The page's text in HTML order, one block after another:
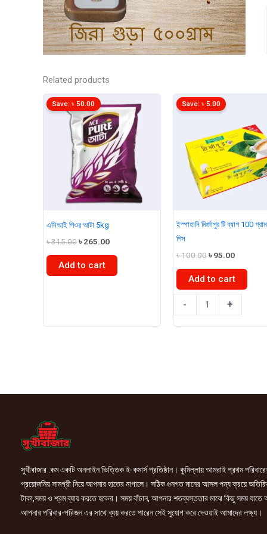
Related products
এসিআই পিওর আটা 5kg
৳315.00Original
was:
৳ 315.00.
৳265.00Current
is:
৳ 265.00.
Save:৳50.00
Add to cart
5kg
ইস্পাহানি মির্জাপুর টি ব্যাগ 100
পিস
৳100.00 Original
was:
৳ 100.00.
৳95.00Current
is:
৳ 95.00.
Save: ৳ 5.00
Add to cart
-
মির্জাপুর
টি
+
সুখীবাজার .কম একটি অনলাইন ভিত্তিক ই-কমার্স প্রতিষ্ঠান। কুমিল্লায় আমরাই প্রথম
প্রয়োজনিয় সামগ্রী নিয়ে আপনার হাতের নাগালে। সঠিক গুনগত মানের আসল পন্য ক্রয়ে
টাকা,সময় ও শ্রম ব্যায় করতে হবেনা। সময় বাঁচান, আপনার শতব্যস্ততার মাঝে কিছু সময় যাতে
আপনার পরিবার-পরিজন এর সাথে ব্যয় করতে পারেন সেই সুযোগ করে দেওয়াই আমাদের লক্ষ্য।